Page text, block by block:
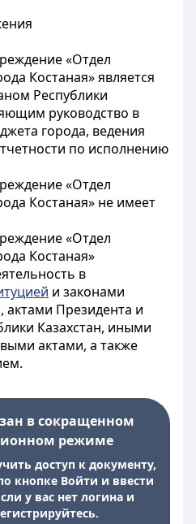
«Отдел
Костаная» является
Республики
руководство в
города, ведения
по исполнению
«Отдел
Костаная» не имеет
«Отдел
Костаная»
в
и законами
актами Президента и
Казахстан, иными
актами, а также
в сокращенном
режиме
доступ к документу,
кнопке Войти и ввести
у вас нет логина и